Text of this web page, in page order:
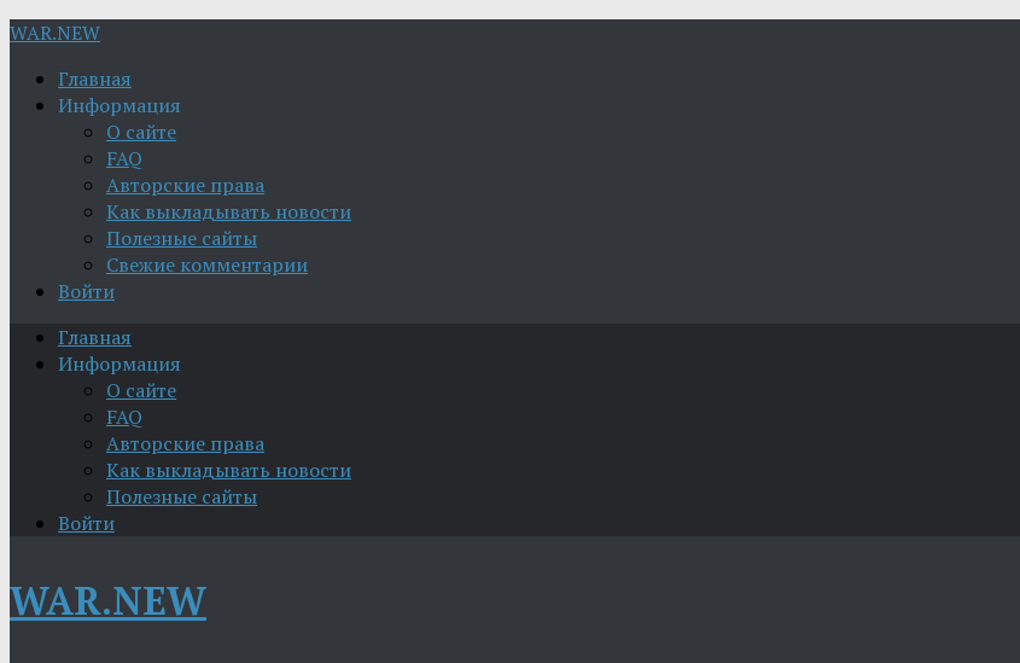
WAR.NEW
Главная
Информация
О сайте
FAQ
Авторские права
Как выкладывать новости
Полезные сайты
Свежие комментарии
Войти
Главная
Информация
О сайте
FAQ
Авторские права
Как выкладывать новости
Полезные сайты
Войти
WAR.NEW